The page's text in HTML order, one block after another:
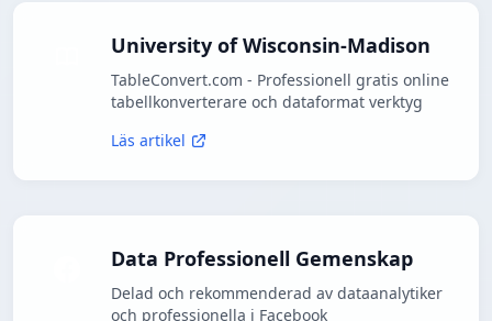
University of Wisconsin-Madison
TableConvert.com - Professionell gratis online
tabellkonverterare och dataformat verktyg
Läs artikel
Data Professionell Gemenskap
Delad och rekommenderad av dataanalytiker
och professionella i Facebook